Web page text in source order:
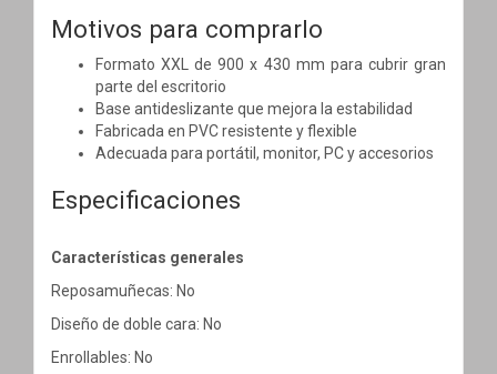
Motivos para comprarlo
Formato XXL de 900 x 430 mm para cubrir gran
parte del escritorio
Base antideslizante que mejora la estabilidad
Fabricada en PVC resistente y flexible
Adecuada para portátil, monitor, PC y accesorios
Especificaciones
Características generales
Reposamuñecas: No
Diseño de doble cara: No
Enrollables: No